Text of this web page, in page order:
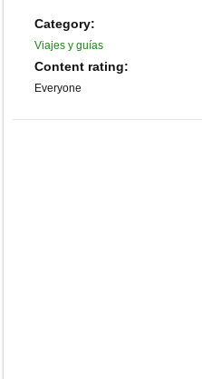
Category:
Viajes y guías
Content rating:
Everyone